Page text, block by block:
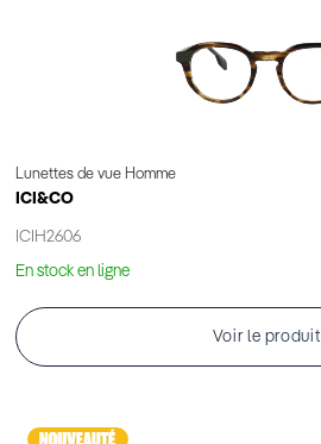
Lunettes de vue Homme
ICI&CO
ICIH2606
En stock en ligne
Voir le produit